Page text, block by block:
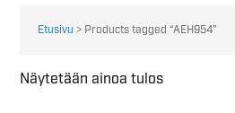
Etusivu > Products tagged “AEH954”
Näytetään ainoa tulos